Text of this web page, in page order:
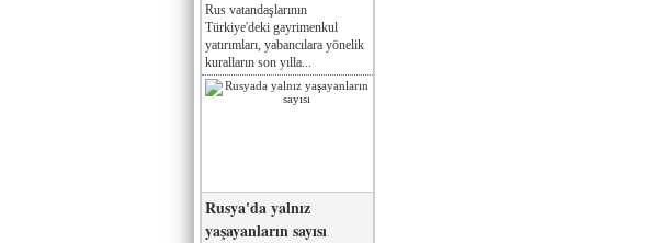
Rus vatandaşlarının
Türkiye'deki gayrimenkul
yatırımları, yabancılara yönelik
kuralların son yılla...
Rusya'da yalnız
yaşayanların sayısı